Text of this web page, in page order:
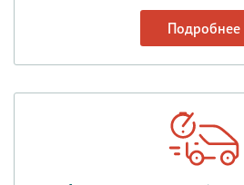
Подробнее